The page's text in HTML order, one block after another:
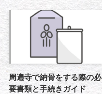
周遍寺で納骨をする際の必
要書類と手続きガイド